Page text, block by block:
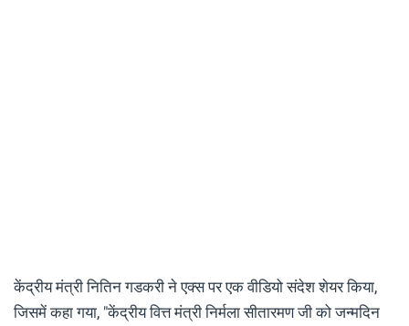
केंद्रीय मंत्री नितिन गडकरी ने एक्स पर एक वीडियो संदेश शेयर किया,
जिसमें कहा गया, "केंद्रीय वित्त मंत्री निर्मला सीतारमण जी को जन्मदिन